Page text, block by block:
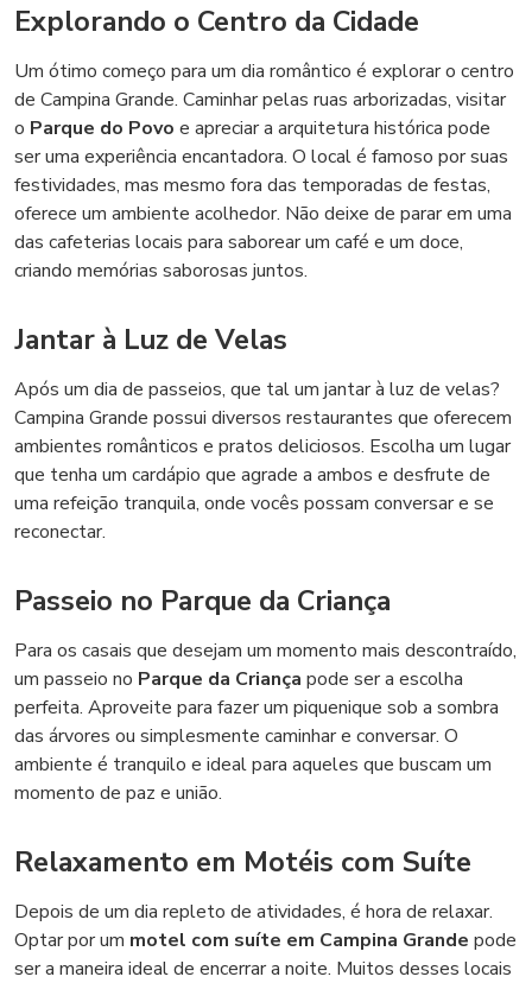
Explorando o Centro da Cidade
Um ótimo começo para um dia romântico é explorar o centro
de Campina Grande. Caminhar pelas ruas arborizadas, visitar
o Parque do Povo e apreciar a arquitetura histórica pode
ser uma experiência encantadora. O local é famoso por suas
festividades, mas mesmo fora das temporadas de festas,
oferece um ambiente acolhedor. Não deixe de parar em uma
das cafeterias locais para saborear um café e um doce,
criando memórias saborosas juntos.
Jantar à Luz de Velas
Após um dia de passeios, que tal um jantar à luz de velas?
Campina Grande possui diversos restaurantes que oferecem
ambientes românticos e pratos deliciosos. Escolha um lugar
que tenha um cardápio que agrade a ambos e desfrute de
uma refeição tranquila, onde vocês possam conversar e se
reconectar.
Passeio no Parque da Criança
Para os casais que desejam um momento mais descontraído,
um passeio no Parque da Criança pode ser a escolha
perfeita. Aproveite para fazer um piquenique sob a sombra
das árvores ou simplesmente caminhar e conversar. O
ambiente é tranquilo e ideal para aqueles que buscam um
momento de paz e união.
Relaxamento em Motéis com Suíte
Depois de um dia repleto de atividades, é hora de relaxar.
Optar por um motel com suíte em Campina Grande pode
ser a maneira ideal de encerrar a noite. Muitos desses locais